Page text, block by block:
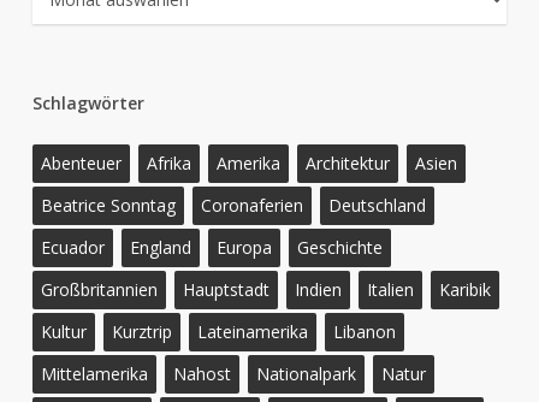
Schlagwörter
Abenteuer Afrika Amerika Architektur
Asien
Beatrice Sonntag
Coronaferien
Deutschland
Ecuador
England Europa
Geschichte
Großbritannien
Hauptstadt Indien Italien
Karibik
Kultur
Kurztrip Lateinamerika
Libanon
Mittelamerika
Nahost Nationalpark
Natur